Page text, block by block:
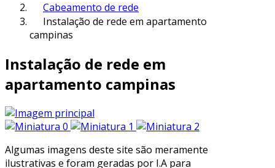
Cabeamento de rede
Instalação de rede em apartamento
campinas
Instalação de rede em
apartamento campinas
Algumas imagens deste site são meramente
ilustrativas e foram geradas por I.A para